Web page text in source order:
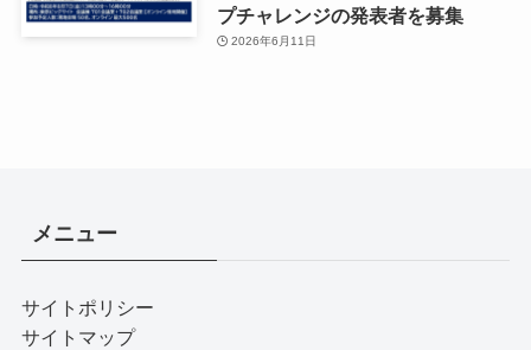
プチャレンジの発表者を募集
2026年6月11日
メニュー
サイトポリシー
サイトマップ